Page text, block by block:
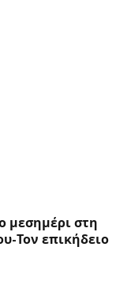
μεσημέρι στη
Τον επικήδειο